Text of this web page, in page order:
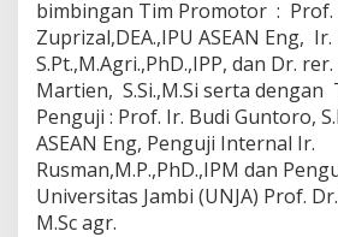
h
G
e
l
a
r
D
o
k
t
bimbingan Tim Promotor : Prof.
Zuprizal,DEA.,IPU ASEAN Eng,
S.Pt.,M.Agri.,PhD.,IPP, dan Dr.
Martien, S.Si.,M.Si serta dengan
Penguji : Prof. Ir. Budi Guntoro,
ASEAN Eng, Penguji Internal Ir.
Rusman,M.P.,PhD.,IPM dan
Universitas Jambi (UNJA) Prof.
M.Sc agr.